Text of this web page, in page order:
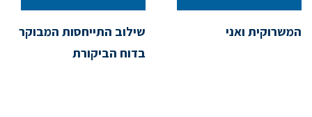
המשרוקית ואני
שילוב התייחסות המבוקר
בדוח הביקורת